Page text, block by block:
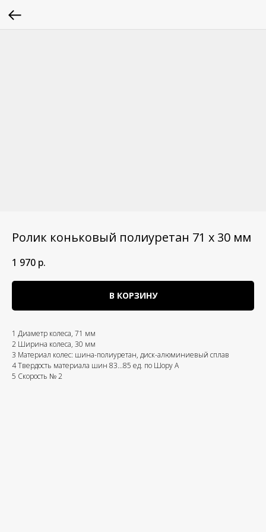
Ролик коньковый полиуретан 71 х 30 мм
1 970 р.
В КОРЗИНУ
1 Диаметр колеса, 71 мм
2 Ширина колеса, 30 мм
3 Материал колес: шина-полиуретан, диск-алюминиевый сплав
4 Твердость материала шин 83…85 ед. по Шору А
5 Скорость № 2